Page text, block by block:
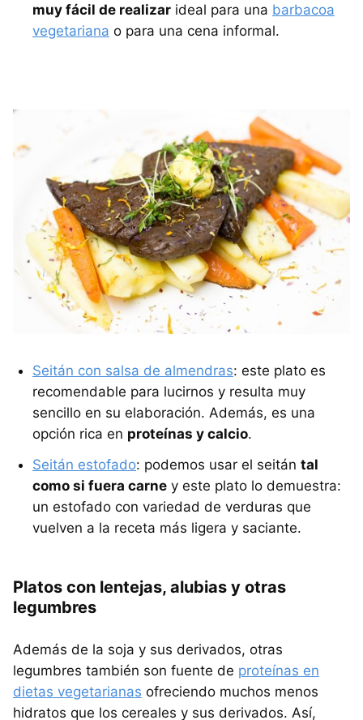
muy fácil de realizar ideal para una barbacoa
vegetariana o para una cena informal.
Seitán con salsa de almendras: este plato es
recomendable para lucirnos y resulta muy
sencillo en su elaboración. Además, es una
opción rica en proteínas y calcio.
Seitán estofado: podemos usar el seitán tal
como si fuera carne y este plato lo demuestra:
un estofado con variedad de verduras que
vuelven a la receta más ligera y saciante.
Platos con lentejas, alubias y otras
legumbres
Además de la soja y sus derivados, otras
legumbres también son fuente de proteínas en
dietas vegetarianas ofreciendo muchos menos
hidratos que los cereales y sus derivados. Así,